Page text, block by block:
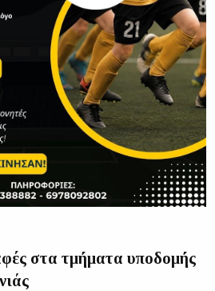
στα τμήματα υποδομής